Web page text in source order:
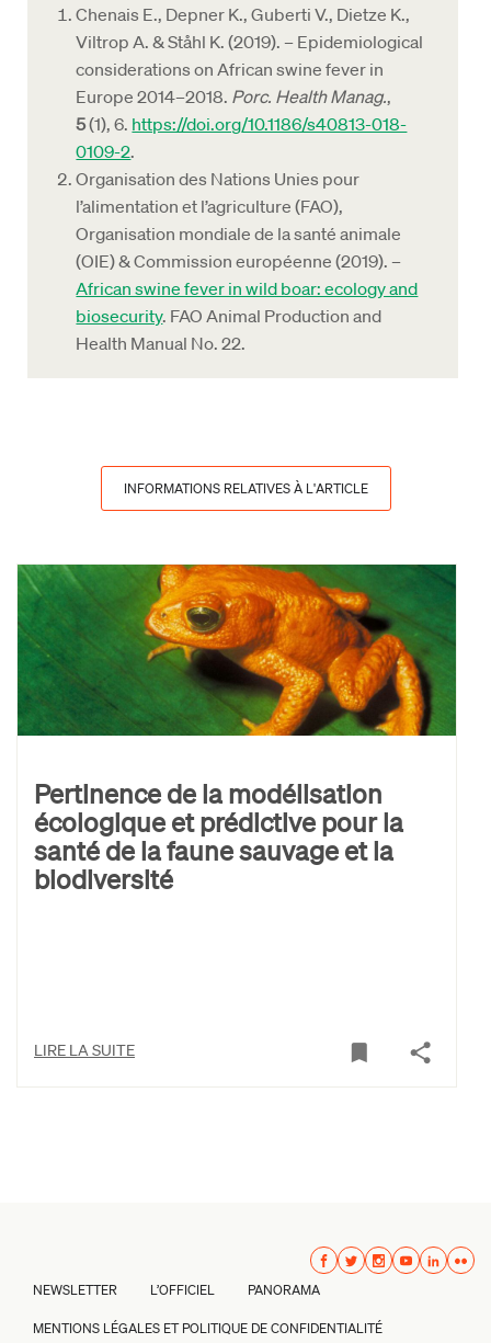
Chenais E., Depner K., Guberti V., Dietze K.,
Viltrop A. & Ståhl K. (2019). – Epidemiological
considerations on African swine fever in
Europe 2014–2018. Porc. Health Manag.,
5(1), 6. https://doi.org/10.1186/s40813-018-
0109-2.
Organisation des Nations Unies pour
l’alimentation et l’agriculture (FAO),
Organisation mondiale de la santé animale
(OIE) & Commission européenne (2019). –
African swine fever in wild boar: ecology and
biosecurity. FAO Animal Production and
Health Manual No. 22.
INFORMATIONS RELATIVES À L'ARTICLE
Pertinence de la modélisation
écologique et prédictive pour la
santé de la faune sauvage et la
biodiversité
LIRE LA SUITE
NEWSLETTER L’OFFICIEL PANORAMA
MENTIONS LÉGALES ET POLITIQUE DE CONFIDENTIALITÉ